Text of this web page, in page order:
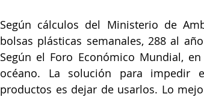
Según cálculos del Ministerio de
bolsas plásticas semanales, 288 al
Según el Foro Económico Mundial,
océano. La solución para impedir
productos es dejar de usarlos. Lo